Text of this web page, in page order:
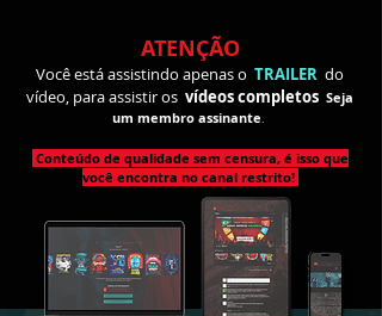
ATENÇÃO
Você está assistindo apenas o TRAILER do
vídeo, para assistiros vídeos completos Seja
um membro assinante.
Conteúdo de qualidade sem censura, é isso que
você encontra no canal restrito!